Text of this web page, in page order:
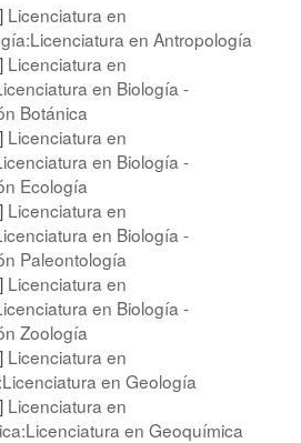
Licenciatura en
en Antropología
Licenciatura en
en Biología -
Botánica
Licenciatura en
en Biología -
Ecología
Licenciatura en
en Biología -
Paleontología
Licenciatura en
en Biología -
Zoología
Licenciatura en
en Geología
Licenciatura en
en Geoquímica